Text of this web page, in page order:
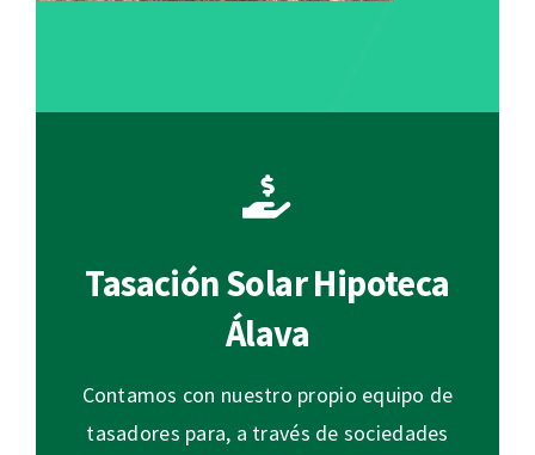
Tasación Solar Hipoteca
Álava
Contamos con nuestro propio equipo de
tasadores para, a través de sociedades